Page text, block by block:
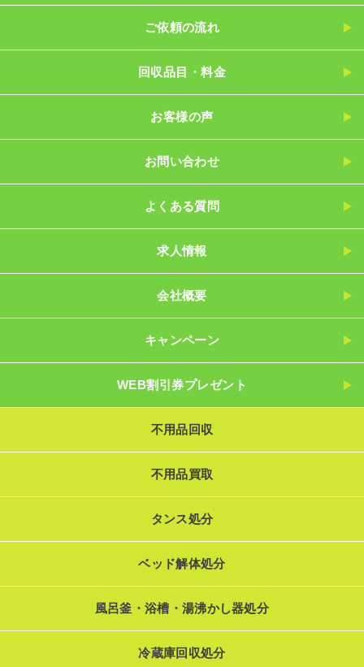
ご依頼の流れ
回収品目・料金
お客様の声
お問い合わせ
よくある質問
求人情報
会社概要
キャンペーン
WEB割引券プレゼント
不用品回収
不用品買取
タンス処分
ベッド解体処分
風呂釜・浴槽・湯沸かし器処分
冷蔵庫回収処分